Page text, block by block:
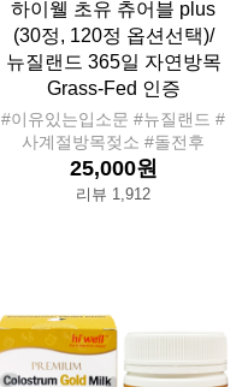
하이웰 초유 츄어블 plus
(30정, 120정 옵션선택)/
뉴질랜드 365일 자연방목
Grass-Fed 인증
#이유있는입소문 #뉴질랜드 #
사계절방목젖소 #돌전후
25,000원
리뷰 1,912